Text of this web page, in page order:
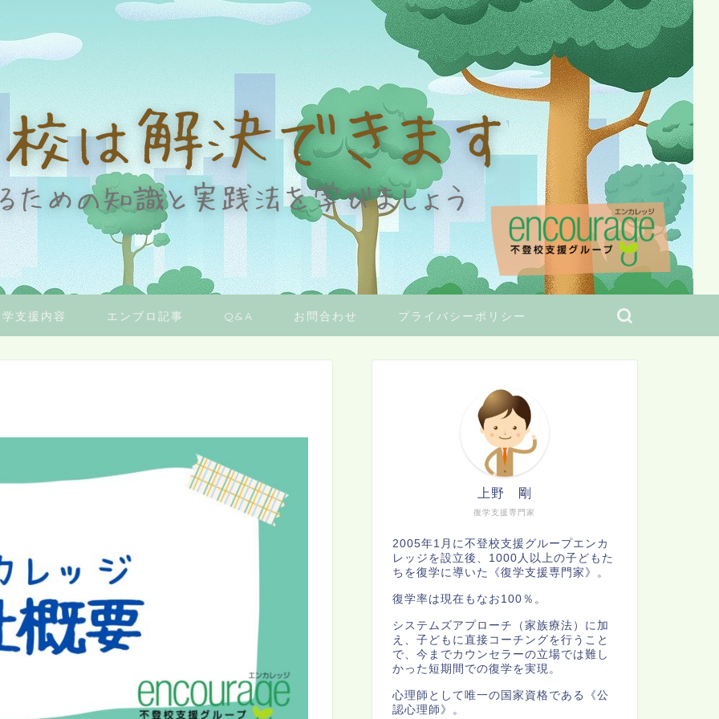
支援内容 エンブロ記事 Q&A お問合わせ プライバシーポリシー
復学支援専門家
上野 剛
2005年1月に不登校支援グループエンカ
レッジを設立後、1000人以上の子どもた
ちを復学に導いた《復学支援専門家》。
復学率は現在もなお100％。
システムズアプローチ（家族療法）に加
え、子どもに直接コーチングを行うこと
で、今までカウンセラーの立場では難し
かった短期間での復学を実現。
心理師として唯一の国家資格である《公
認心理師》。